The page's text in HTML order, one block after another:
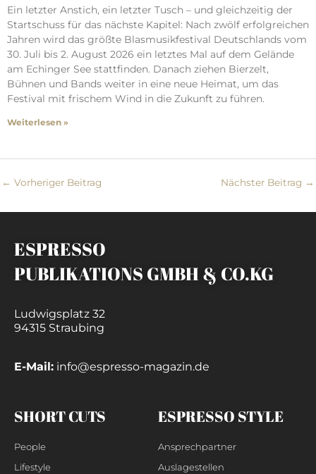
Ein letzter Anstich, ein letzter Tusch – und gleichzeitig der
Startschuss für das nächste Kapitel: Nach zwölf erfolgreichen
Jahren wird das größte Blasmusikfestival Deutschlands vom
30. Juli bis 2. August 2026 ein letztes Mal auf dem Gelände
am Echinger See stattfinden. Danach ziehen Bierzelt,
Bühnen und Bands weiter in eine neue Heimat, um das
Festival mit frischem Wind in die Zukunft zu führen.
Weiterlesen »
← Vorheriger Beitrag Nächster Beitrag →
ESPRESSO
PUBLIKATIONS GMBH & CO.KG
Ludwigsplatz 32
94315 Straubing
E-Mail: info@espresso-magazin.de
SHORT CUTS
People
Lifestyle
ESPRESSO STYLE
Ansprechpartner
Auslagestellen